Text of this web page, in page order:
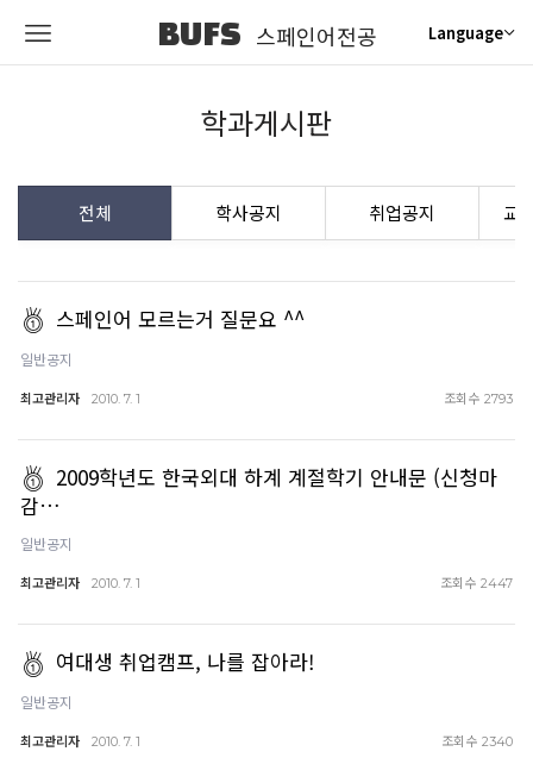
BUFS 스페인어전공 Language
학과게시판
전체 학사공지 취업공지 교
스페인어 모르는거 질문요 ^^
일반공지
최고관리자 2010. 7. 1 조회수 2793
2009학년도 한국외대 하계 계절학기 안내문 (신청마
감…
일반공지
최고관리자 2010. 7. 1 조회수 2447
여대생 취업캠프, 나를 잡아라!
일반공지
최고관리자 2010. 7. 1 조회수 2340